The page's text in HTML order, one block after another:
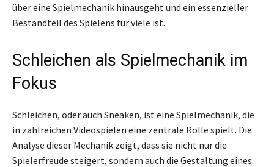
über eine Spielmechanik hinausgeht und ein essenzieller
Bestandteil des Spielens für viele ist.
Schleichen als Spielmechanik im
Fokus
Schleichen, oder auch Sneaken, ist eine Spielmechanik, die
in zahlreichen Videospielen eine zentrale Rolle spielt. Die
Analyse dieser Mechanik zeigt, dass sie nicht nur die
Spielerfreude steigert, sondern auch die Gestaltung eines